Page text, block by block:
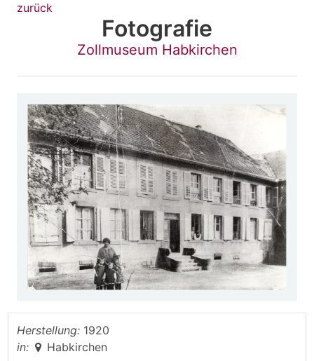
zurück
Fotografie
Zollmuseum Habkirchen
Herstellung: 1920
in:
Habkirchen